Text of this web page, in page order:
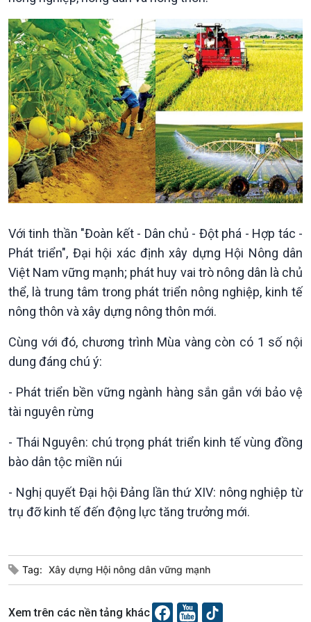
Xây dựng đảng
Đảng trong cuộc sống
Nhận diện sự thật
Pháp luật và đời sống
Thế giới & Việt Nam
Biên cương - Một dải vững
bền
Kinh tế
Tin Kinh tế
Dòng chảy Kinh tế
Sức sống hàng Việt
Khởi nghiệp
Tuyên chiến với gian lận
thương mại
Nông nghiệp & Biển đảo
Tin Nông nghiệp & Biển
Mùa vàng
Biển đảo Việt Nam
Tâm tình biên giới và hải
đảo
Tìm hiểu biển, đảo Việt
Nam
Tin Đời sống & Xã hội
360 độ Sức khỏe
Tài nguyên và Môi trường
Chuyên gia của bạn
Tin Khoa học & Công nghệ
khí hậu
Với tinh thần "Đoàn kết - Dân chủ - Đột phá - Hợp tác -
Phát triển", Đại hội xác định xây dựng Hội Nông dân
Việt Nam vững mạnh; phát huy vai trò nông dân là chủ
thể, là trung tâm trong phát triển nông nghiệp, kinh tế
nông thôn và xây dựng nông thôn mới.
Cùng với đó, chương trình Mùa vàng còn có 1 số nội
dung đáng chú ý:
- Phát triển bền vững ngành hàng sắn gắn với bảo vệ
tài nguyên rừng
- Thái Nguyên: chú trọng phát triển kinh tế vùng đồng
bào dân tộc miền núi
- Nghị quyết Đại hội Đảng lần thứ XIV: nông nghiệp từ
trụ đỡ kinh tế đến động lực tăng trưởng mới.
Tag: Xây dựng Hội nông dân vững mạnh
Xem trên các nền tảng khác